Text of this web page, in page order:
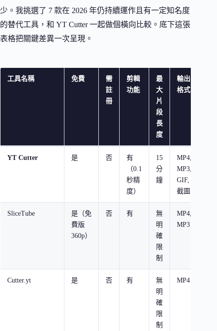
少。我挑選了 7 款在 2026 年仍持續運作且有一定知名度
的替代工具，和 YT Cutter 一起做個橫向比較。底下這張
表格把關鍵差異一次呈現。
工具名稱 免費
需
註
冊
剪輯
功能
最
大
片
段
長
度
輸出
格式
YT Cutter 是 否
有
（0.1
秒精
度）
15
分
鐘
MP4,
MP3,
GIF,
截圖
SliceTube
是（免
費版
360p）
否 有
無
明
確
限
制
MP4,
MP3
Cutter.yt 是 否 有
無
明
確
限
制
MP4